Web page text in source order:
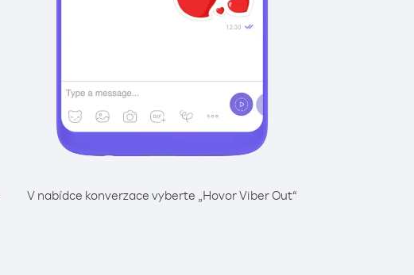
V nabídce konverzace vyberte „Hovor Viber Out“